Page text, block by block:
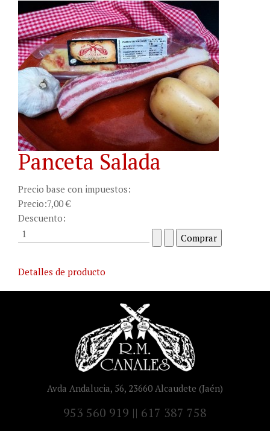
Panceta Salada
Precio base con impuestos:
Precio:7,00 €
Descuento:
Detalles de producto
Avda Andalucia, 56, 23660 Alcaudete (Jaén)
953 560 919 || 617 387 758